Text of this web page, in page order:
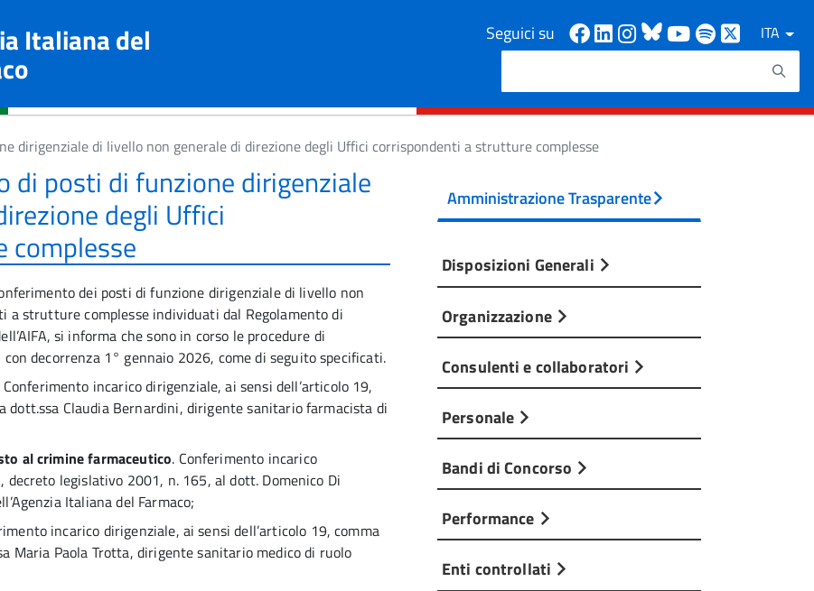
Italiana del Seguici su Facebook
Linkedin
Instagram
Bluesky
Youtube
Spotify
ITA
Cerca
dirigenziale di livello non generale di direzione degli Uffici corrispondenti a strutture complesse
di posti di funzione dirigenziale
degli Uffici
complesse
dei posti di funzione dirigenziale di livello non
a strutture complesse individuati dal Regolamento di
si informa che sono in corso le procedure di
decorrenza 1° gennaio 2026, come di seguito specificati.
Conferimento incarico dirigenziale, ai sensi dell’articolo 19,
dott.ssa Claudia Bernardini, dirigente sanitario farmacista di
al crimine farmaceutico. Conferimento incarico
decreto legislativo 2001, n. 165, al dott. Domenico Di
Italiana del Farmaco;
incarico dirigenziale, ai sensi dell’articolo 19, comma
Maria Paola Trotta, dirigente sanitario medico di ruolo
Amministrazione Trasparente
Disposizioni Generali
Organizzazione
Consulenti e collaboratori
Personale
Bandi di Concorso
Performance
Enti controllati